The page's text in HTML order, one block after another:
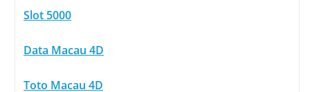
Slot 5000
Data Macau 4D
Toto Macau 4D